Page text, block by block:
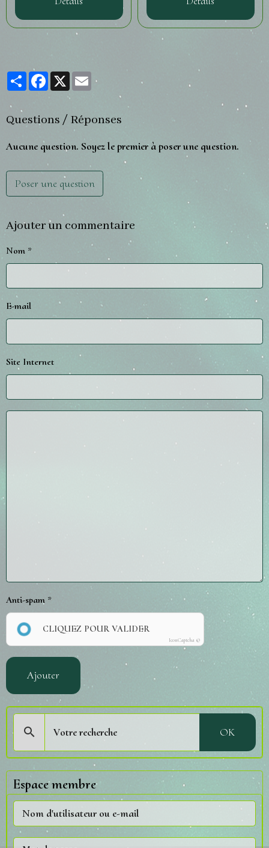
PartagerFacebook
X
Questions / Réponses
Aucune question. Soyez le premier à poser une question.
Poser une question
Ajouter un commentaire
Nom
E-mail
Site Internet
Anti-spam
CLIQUEZ POUR VALIDER
IconCaptcha ©
Ajouter
OK
Espace membre